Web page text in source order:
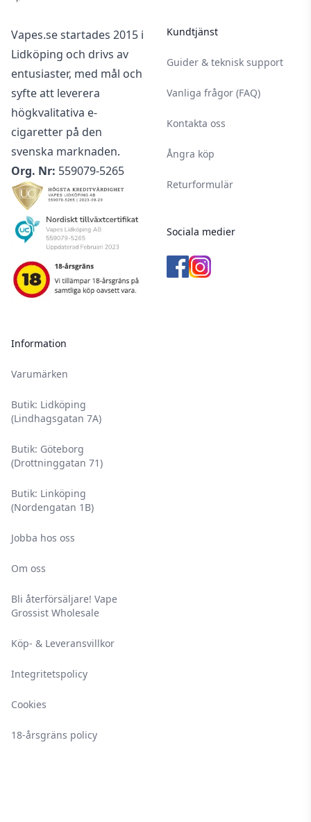
Vapes.se startades 2015 i
Lidköping och drivs av
entusiaster, med mål och
syfte att leverera
högkvalitativa e-
cigaretter på den
svenska marknaden.
Org. Nr: 559079-5265
Information
Varumärken
Butik: Lidköping
(Lindhagsgatan 7A)
Butik: Göteborg
(Drottninggatan 71)
Butik: Linköping
(Nordengatan 1B)
Jobba hos oss
Om oss
Bli återförsäljare! Vape
Grossist Wholesale
Köp- & Leveransvillkor
Integritetspolicy
Cookies
18-årsgräns policy
Kundtjänst
Guider & teknisk support
Vanliga frågor (FAQ)
Kontakta oss
Ångra köp
Returformulär
Sociala medier